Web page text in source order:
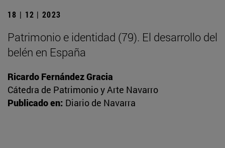
18 | 12 | 2023
Patrimonio e identidad (79). El desarrollo del
belén en España
Ricardo Fernández Gracia
Cátedra de Patrimonio y Arte Navarro
Publicado en: Diario de Navarra